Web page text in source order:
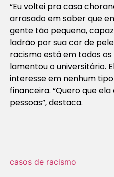
“Eu voltei pra casa
arrasado em saber que
gente tão pequena,
ladrão por sua cor de
racismo está em todos os
lamentou o universitário.
interesse em nenhum
financeira. “Quero que
pessoas”, destaca.
casos de racismo